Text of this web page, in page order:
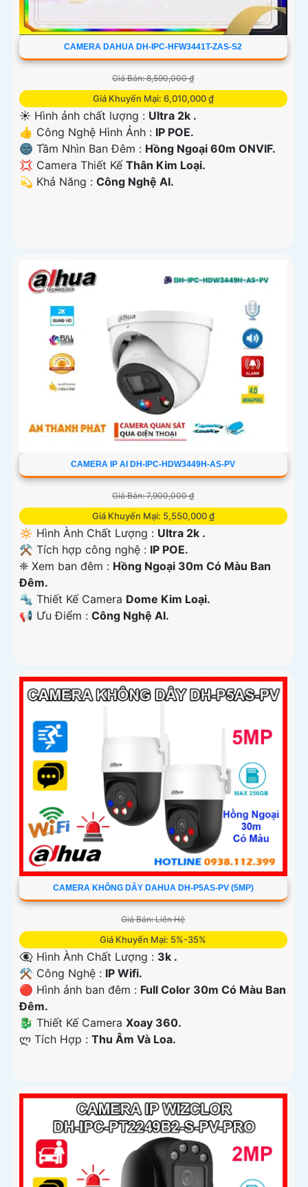
CAMERA DAHUA DH-IPC-HFW3441T-ZAS-S2
Giá Bán: 8,590,000 ₫
Giá Khuyến Mại: 6,010,000 ₫
☀️ Hình ảnh chất lượng : Ultra 2k .
👍 Công Nghệ Hình Ảnh : IP POE.
🌚 Tầm Nhìn Ban Đêm : Hồng Ngoại 60m ONVIF.
💢 Camera Thiết Kế Thân Kim Loại.
️💫 Khả Năng : Công Nghệ AI.
CAMERA IP AI DH-IPC-HDW3449H-AS-PV
Giá Bán: 7,900,000 ₫
Giá Khuyến Mại: 5,550,000 ₫
🔅 Hình Ành Chất Lượng : Ultra 2k .
⚒ Tích hợp công nghệ : IP POE.
❈ Xem ban đêm : Hồng Ngoại 30m Có Màu Ban
Đêm.
🔩 Thiết Kế Camera Dome Kim Loại.
️📢 Ưu Điểm : Công Nghệ AI.
CAMERA KHÔNG DÂY DAHUA DH-P5AS-PV (5MP)
Giá Bán: Liên Hệ
Giá Khuyến Mại: 5%-35%
👁️‍🗨 Hình Ành Chất Lượng : 3k .
⚒ Công Nghệ : IP Wifi.
🔴 Hình ảnh ban đêm : Full Color 30m Có Màu Ban
Ðêm.
🐉️ Thiết Kế Camera Xoay 360.
️ლ Tích Hợp : Thu Âm Và Loa.